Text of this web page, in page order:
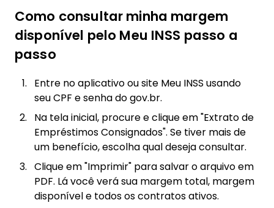
Como consultar minha margem
disponível pelo Meu INSS passo a
passo
Entre no aplicativo ou site Meu INSS usando
seu CPF e senha do gov.br.
Na tela inicial, procure e clique em "Extrato de
Empréstimos Consignados". Se tiver mais de
um benefício, escolha qual deseja consultar.
Clique em "Imprimir" para salvar o arquivo em
PDF. Lá você verá sua margem total, margem
disponível e todos os contratos ativos.